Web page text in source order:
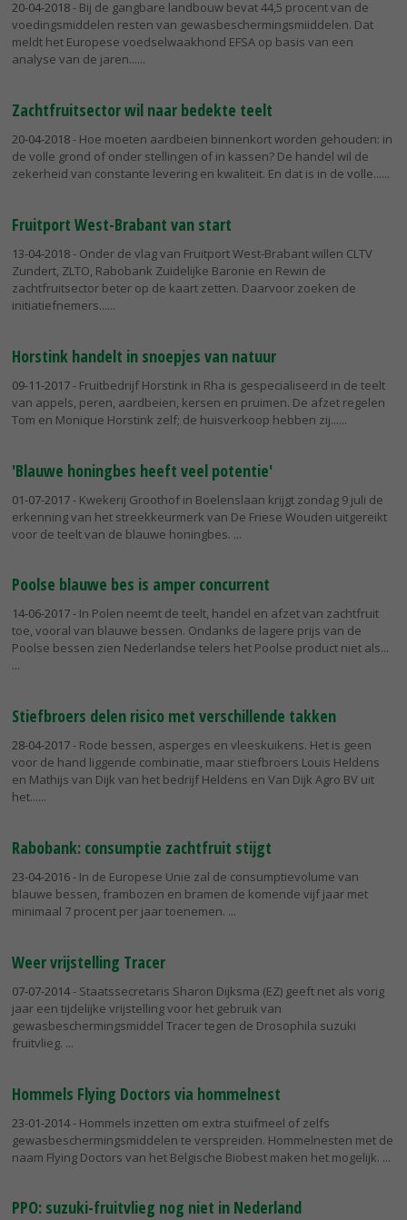
20-04-2018- Bij de gangbare landbouw bevat 44,5 procent van de
voedingsmiddelen resten van gewasbeschermingsmiiddelen. Dat
meldt het Europese voedselwaakhond EFSA op basis van een
analyse van de jaren...
Zachtfruitsector wil naar bedekte teelt
20-04-2018- Hoe moeten aardbeien binnenkort worden gehouden: in
de volle grond of onder stellingen of in kassen? De handel wil de
zekerheid van constante levering en kwaliteit. En dat is in de volle...
Fruitport West-Brabant van start
13-04-2018- Onder de vlag van Fruitport West-Brabant willen CLTV
Zundert, ZLTO, Rabobank Zuidelijke Baronie en Rewin de
zachtfruitsector beter op de kaart zetten. Daarvoor zoeken de
initiatiefnemers...
Horstink handelt in snoepjes van natuur
09-11-2017- Fruitbedrijf Horstink in Rha is gespecialiseerd in de teelt
van appels, peren, aardbeien, kersen en pruimen. De afzet regelen
Tom en Monique Horstink zelf; de huisverkoop hebben zij...
'Blauwe honingbes heeft veel potentie'
01-07-2017- Kwekerij Groothof in Boelenslaan krijgt zondag 9 juli de
erkenning van het streekkeurmerk van De Friese Wouden uitgereikt
voor de teelt van de blauwe honingbes.
Poolse blauwe bes is amper concurrent
14-06-2017- In Polen neemt de teelt, handel en afzet van zachtfruit
toe, vooral van blauwe bessen. Ondanks de lagere prijs van de
Poolse bessen zien Nederlandse telers het Poolse product niet als...
Stiefbroers delen risico met verschillende takken
28-04-2017- Rode bessen, asperges en vleeskuikens. Het is geen
voor de hand liggende combinatie, maar stiefbroers Louis Heldens
en Mathijs van Dijk van het bedrijf Heldens en Van Dijk Agro BV uit
het...
Rabobank: consumptie zachtfruit stijgt
23-04-2016- In de Europese Unie zal de consumptievolume van
blauwe bessen, frambozen en bramen de komende vijf jaar met
minimaal 7 procent per jaar toenemen.
Weer vrijstelling Tracer
07-07-2014- Staatssecretaris Sharon Dijksma (EZ) geeft net als vorig
jaar een tijdelijke vrijstelling voor het gebruik van
gewasbeschermingsmiddel Tracer tegen de Drosophila suzuki
fruitvlieg.
Hommels Flying Doctors via hommelnest
23-01-2014- Hommels inzetten om extra stuifmeel of zelfs
gewasbeschermingsmiddelen te verspreiden. Hommelnesten met de
naam Flying Doctors van het Belgische Biobest maken het mogelijk.
PPO: suzuki-fruitvlieg nog niet in Nederland